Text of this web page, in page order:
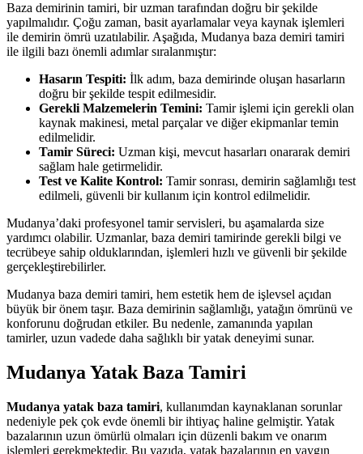
Baza demirinin tamiri, bir uzman tarafından doğru bir şekilde
yapılmalıdır. Çoğu zaman, basit ayarlamalar veya kaynak işlemleri
ile demirin ömrü uzatılabilir. Aşağıda, Mudanya baza demiri tamiri
ile ilgili bazı önemli adımlar sıralanmıştır:
Hasarın Tespiti: İlk adım, baza demirinde oluşan hasarların
doğru bir şekilde tespit edilmesidir.
Gerekli Malzemelerin Temini: Tamir işlemi için gerekli olan
kaynak makinesi, metal parçalar ve diğer ekipmanlar temin
edilmelidir.
Tamir Süreci: Uzman kişi, mevcut hasarları onararak demiri
sağlam hale getirmelidir.
Test ve Kalite Kontrol: Tamir sonrası, demirin sağlamlığı test
edilmeli, güvenli bir kullanım için kontrol edilmelidir.
Mudanya’daki profesyonel tamir servisleri, bu aşamalarda size
yardımcı olabilir. Uzmanlar, baza demiri tamirinde gerekli bilgi ve
tecrübeye sahip olduklarından, işlemleri hızlı ve güvenli bir şekilde
gerçekleştirebilirler.
Mudanya baza demiri tamiri, hem estetik hem de işlevsel açıdan
büyük bir önem taşır. Baza demirinin sağlamlığı, yatağın ömrünü ve
konforunu doğrudan etkiler. Bu nedenle, zamanında yapılan
tamirler, uzun vadede daha sağlıklı bir yatak deneyimi sunar.
Mudanya Yatak Baza Tamiri
Mudanya yatak baza tamiri, kullanımdan kaynaklanan sorunlar
nedeniyle pek çok evde önemli bir ihtiyaç haline gelmiştir. Yatak
bazalarının uzun ömürlü olmaları için düzenli bakım ve onarım
işlemleri gerekmektedir. Bu yazıda, yatak bazalarının en yaygın